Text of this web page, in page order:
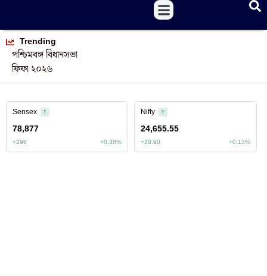
Trending
পশ্চিমবঙ্গ বিধানসভা
ফিফা ২০২৬